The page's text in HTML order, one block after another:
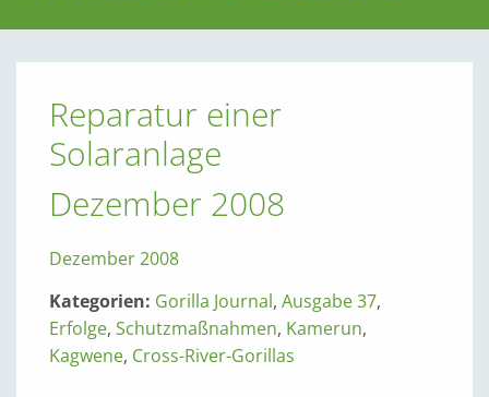
Reparatur einer
Solaranlage
Dezember 2008
Dezember 2008
Kategorien: Gorilla Journal, Ausgabe 37,
Erfolge, Schutzmaßnahmen, Kamerun,
Kagwene, Cross-River-Gorillas